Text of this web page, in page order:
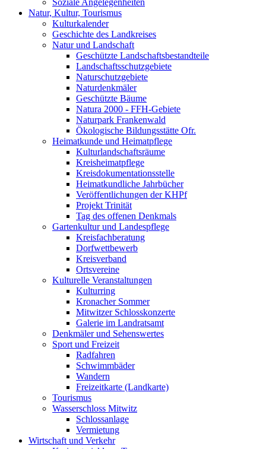
Soziale Angelegenheiten
Natur, Kultur, Tourismus
Kulturkalender
Geschichte des Landkreises
Natur und Landschaft
Geschützte Landschaftsbestandteile
Landschaftsschutzgebiete
Naturschutzgebiete
Naturdenkmäler
Geschützte Bäume
Natura 2000 - FFH-Gebiete
Naturpark Frankenwald
Ökologische Bildungsstätte Ofr.
Heimatkunde und Heimatpflege
Kulturlandschaftsräume
Kreisheimatpflege
Kreisdokumentationsstelle
Heimatkundliche Jahrbücher
Veröffentlichungen der KHPf
Projekt Trinität
Tag des offenen Denkmals
Gartenkultur und Landespflege
Kreisfachberatung
Dorfwettbewerb
Kreisverband
Ortsvereine
Kulturelle Veranstaltungen
Kulturring
Kronacher Sommer
Mitwitzer Schlosskonzerte
Galerie im Landratsamt
Denkmäler und Sehenswertes
Sport und Freizeit
Radfahren
Schwimmbäder
Wandern
Freizeitkarte (Landkarte)
Tourismus
Wasserschloss Mitwitz
Schlossanlage
Vermietung
Wirtschaft und Verkehr